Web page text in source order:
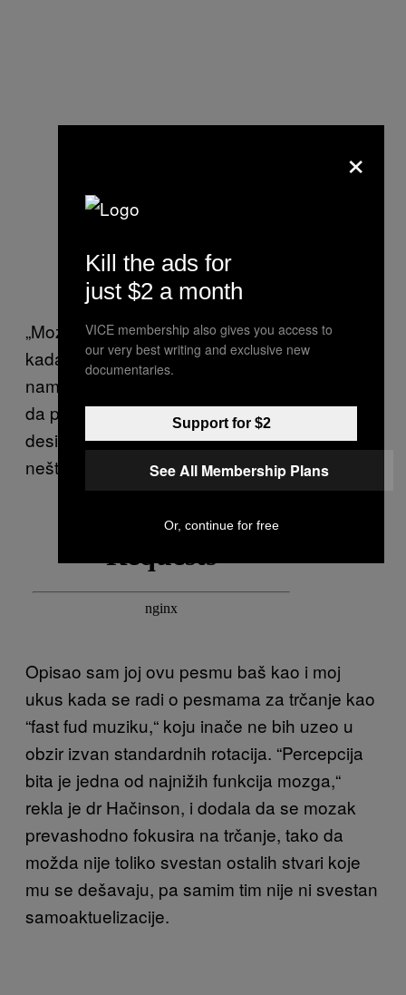
„Mozak voli predvidljivosti, i oseća se dobro
kada pogodi šta sledi. To je upravo ono što
nam prija kod ritma ili šablona. Ukoliko možeš
da predvidiš neki deo pesme, i onda se to i
desi, mozak sam sebe nagradi za tako
nešto,“ rekla mi je ona.
Opisao sam joj ovu pesmu baš kao i moj
ukus kada se radi o pesmama za trčanje kao
“fast fud muziku,“ koju inače ne bih uzeo u
obzir izvan standardnih rotacija. “Percepcija
bita je jedna od najnižih funkcija mozga,“
rekla je dr Hačinson, i dodala da se mozak
prevashodno fokusira na trčanje, tako da
možda nije toliko svestan ostalih stvari koje
mu se dešavaju, pa samim tim nije ni svestan
samoaktuelizacije.
×
Kill the ads for
just $2 a month
VICE membership also gives you access to
our very best writing and exclusive new
documentaries.
Support for $2
See All Membership Plans
Or, continue for free